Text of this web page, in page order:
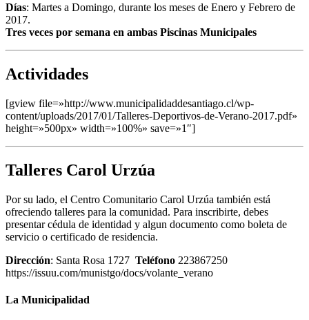
Días: Martes a Domingo, durante los meses de Enero y Febrero de
2017.
Tres veces por semana en ambas Piscinas Municipales
Actividades
[gview file=»http://www.municipalidaddesantiago.cl/wp-
content/uploads/2017/01/Talleres-Deportivos-de-Verano-2017.pdf»
height=»500px» width=»100%» save=»1″]
Talleres Carol Urzúa
Por su lado, el Centro Comunitario Carol Urzúa también está
ofreciendo talleres para la comunidad. Para inscribirte, debes
presentar cédula de identidad y algun documento como boleta de
servicio o certificado de residencia.
Dirección: Santa Rosa 1727 Teléfono 223867250
https://issuu.com/munistgo/docs/volante_verano
La Municipalidad